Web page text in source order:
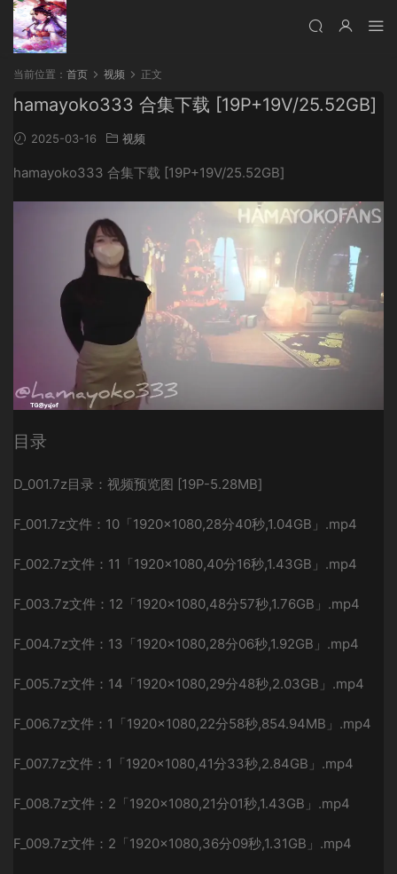
当前位置： 首页 视频 正文
hamayoko333 合集下载 [19P+19V/25.52GB]
2025-03-16 视频
hamayoko333 合集下载 [19P+19V/25.52GB]
目录
D_001.7z目录：视频预览图 [19P-5.28MB]
F_001.7z文件：10「1920×1080,28分40秒,1.04GB」.mp4
F_002.7z文件：11「1920×1080,40分16秒,1.43GB」.mp4
F_003.7z文件：12「1920×1080,48分57秒,1.76GB」.mp4
F_004.7z文件：13「1920×1080,28分06秒,1.92GB」.mp4
F_005.7z文件：14「1920×1080,29分48秒,2.03GB」.mp4
F_006.7z文件：1「1920×1080,22分58秒,854.94MB」.mp4
F_007.7z文件：1「1920×1080,41分33秒,2.84GB」.mp4
F_008.7z文件：2「1920×1080,21分01秒,1.43GB」.mp4
F_009.7z文件：2「1920×1080,36分09秒,1.31GB」.mp4